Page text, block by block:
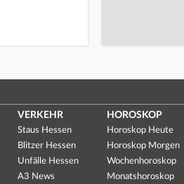
VERKEHR
Staus Hessen
Blitzer Hessen
Unfälle Hessen
A3 News
HOROSKOP
Horoskop Heute
Horoskop Morgen
Wochenhoroskop
Monatshoroskop